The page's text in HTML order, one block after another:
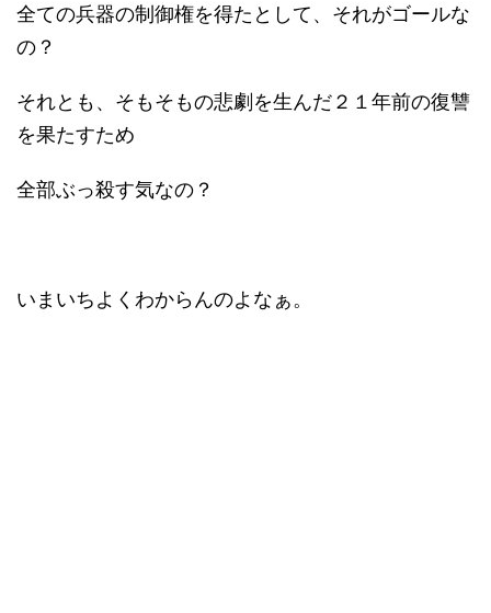
全ての兵器の制御権を得たとして、それがゴールな
の？
それとも、そもそもの悲劇を生んだ２１年前の復讐
を果たすため
全部ぶっ殺す気なの？
いまいちよくわからんのよなぁ。